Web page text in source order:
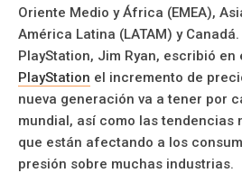
Oriente Medio y África (EMEA),
América Latina (LATAM) y
PlayStation, Jim Ryan, escribió en
PlayStation el incremento de
nueva generación va a tener por
mundial, así como las tendencias
que están afectando a los
presión sobre muchas industrias.